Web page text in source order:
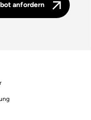
anfordern